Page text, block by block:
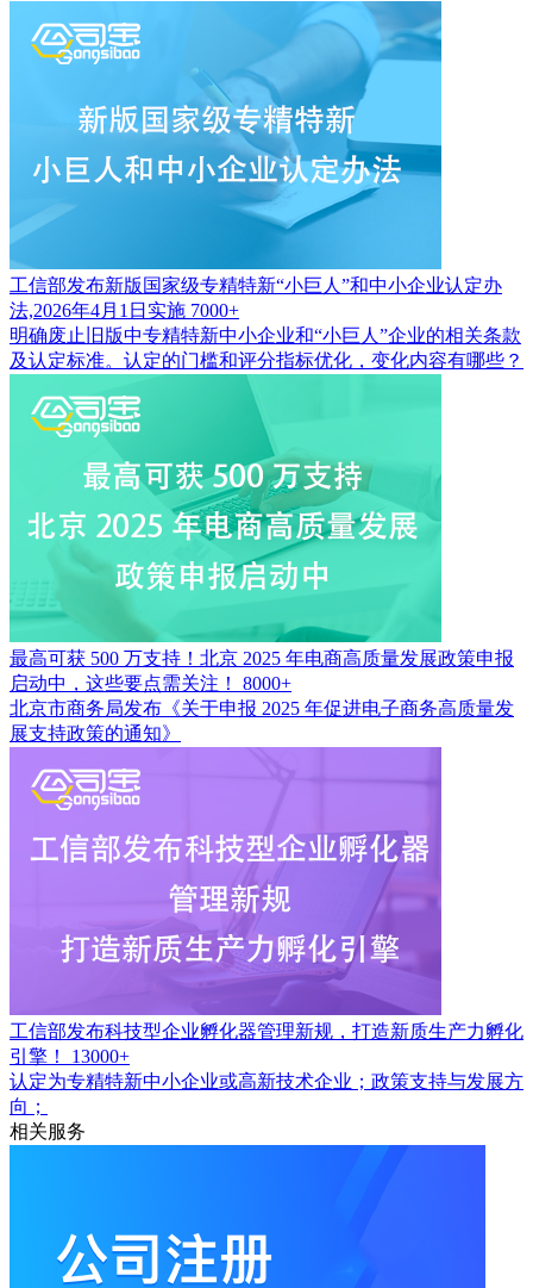
工信部发布新版国家级专精特新“小巨人”和中小企业认定办
法,2026年4月1日实施 7000+
明确废止旧版中专精特新中小企业和“小巨人”企业的相关条款
及认定标准。认定的门槛和评分指标优化，变化内容有哪些？
最高可获 500 万支持！北京 2025 年电商高质量发展政策申报
启动中，这些要点需关注！
8000+
北京市商务局发布《关于申报 2025 年促进电子商务高质量发
展支持政策的通知》
工信部发布科技型企业孵化器管理新规，打造新质生产力孵化
引擎！
13000+
认定为专精特新中小企业或高新技术企业；政策支持与发展方
向；
相关服务